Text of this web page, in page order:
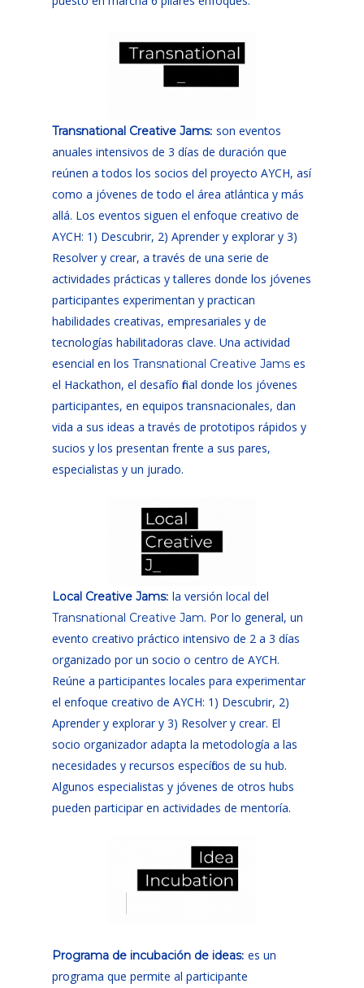
Transnational Creative Jams: son eventos
anuales intensivos de 3 días de duración que
reúnen a todos los socios del proyecto AYCH, así
como a jóvenes de todo el área atlántica y más
allá. Los eventos siguen el enfoque creativo de
AYCH: 1) Descubrir, 2) Aprender y explorar y 3)
Resolver y crear, a través de una serie de
actividades prácticas y talleres donde los jóvenes
participantes experimentan y practican
habilidades creativas, empresariales y de
tecnologías habilitadoras clave. Una actividad
esencial en losTransnational Creative Jams es
el Hackathon, el desafío final donde los jóvenes
participantes, en equipos transnacionales, dan
vida a sus ideas a través de prototipos rápidos y
sucios y los presentan frente a sus pares,
especialistas y un jurado.
Local Creative Jams: la versión local del
Transnational Creative Jam. Por lo general, un
evento creativo práctico intensivo de 2 a 3 días
organizado por un socio o centro de AYCH.
Reúne a participantes locales para experimentar
el enfoque creativo de AYCH: 1) Descubrir, 2)
Aprender y explorar y 3) Resolver y crear. El
socio organizador adapta la metodología a las
necesidades y recursos específicos de su hub.
Algunos especialistas y jóvenes de otros hubs
pueden participar en actividades de mentoría.
Programa de incubación de ideas: es un
programa que permite al participante